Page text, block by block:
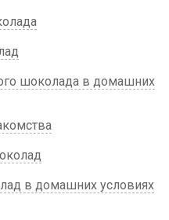
шоколада в домашних
в домашних условиях